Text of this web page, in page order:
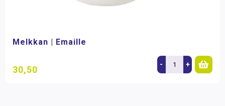
Melkkan | Emaille
30,50 - +